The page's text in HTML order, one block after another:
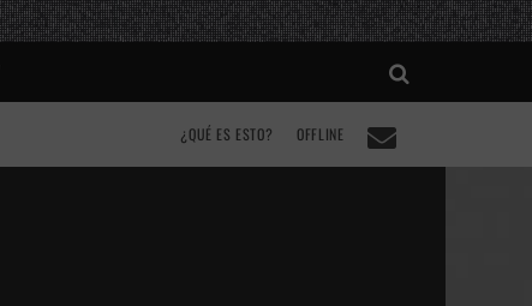
¿QUÉ ES ESTO? OFFLINE